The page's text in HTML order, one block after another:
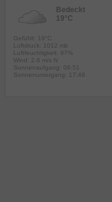
Bedeckt
19°C
Gefühlt: 19°C
Luftdruck: 1012 mb
Luftfeuchtigkeit: 97%
Wind: 2.6 m/s N
Sonnenaufgang: 06:51
Sonnenuntergang: 17:48